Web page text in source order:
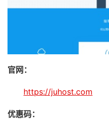
官网：
https://juhost.com
优惠码：